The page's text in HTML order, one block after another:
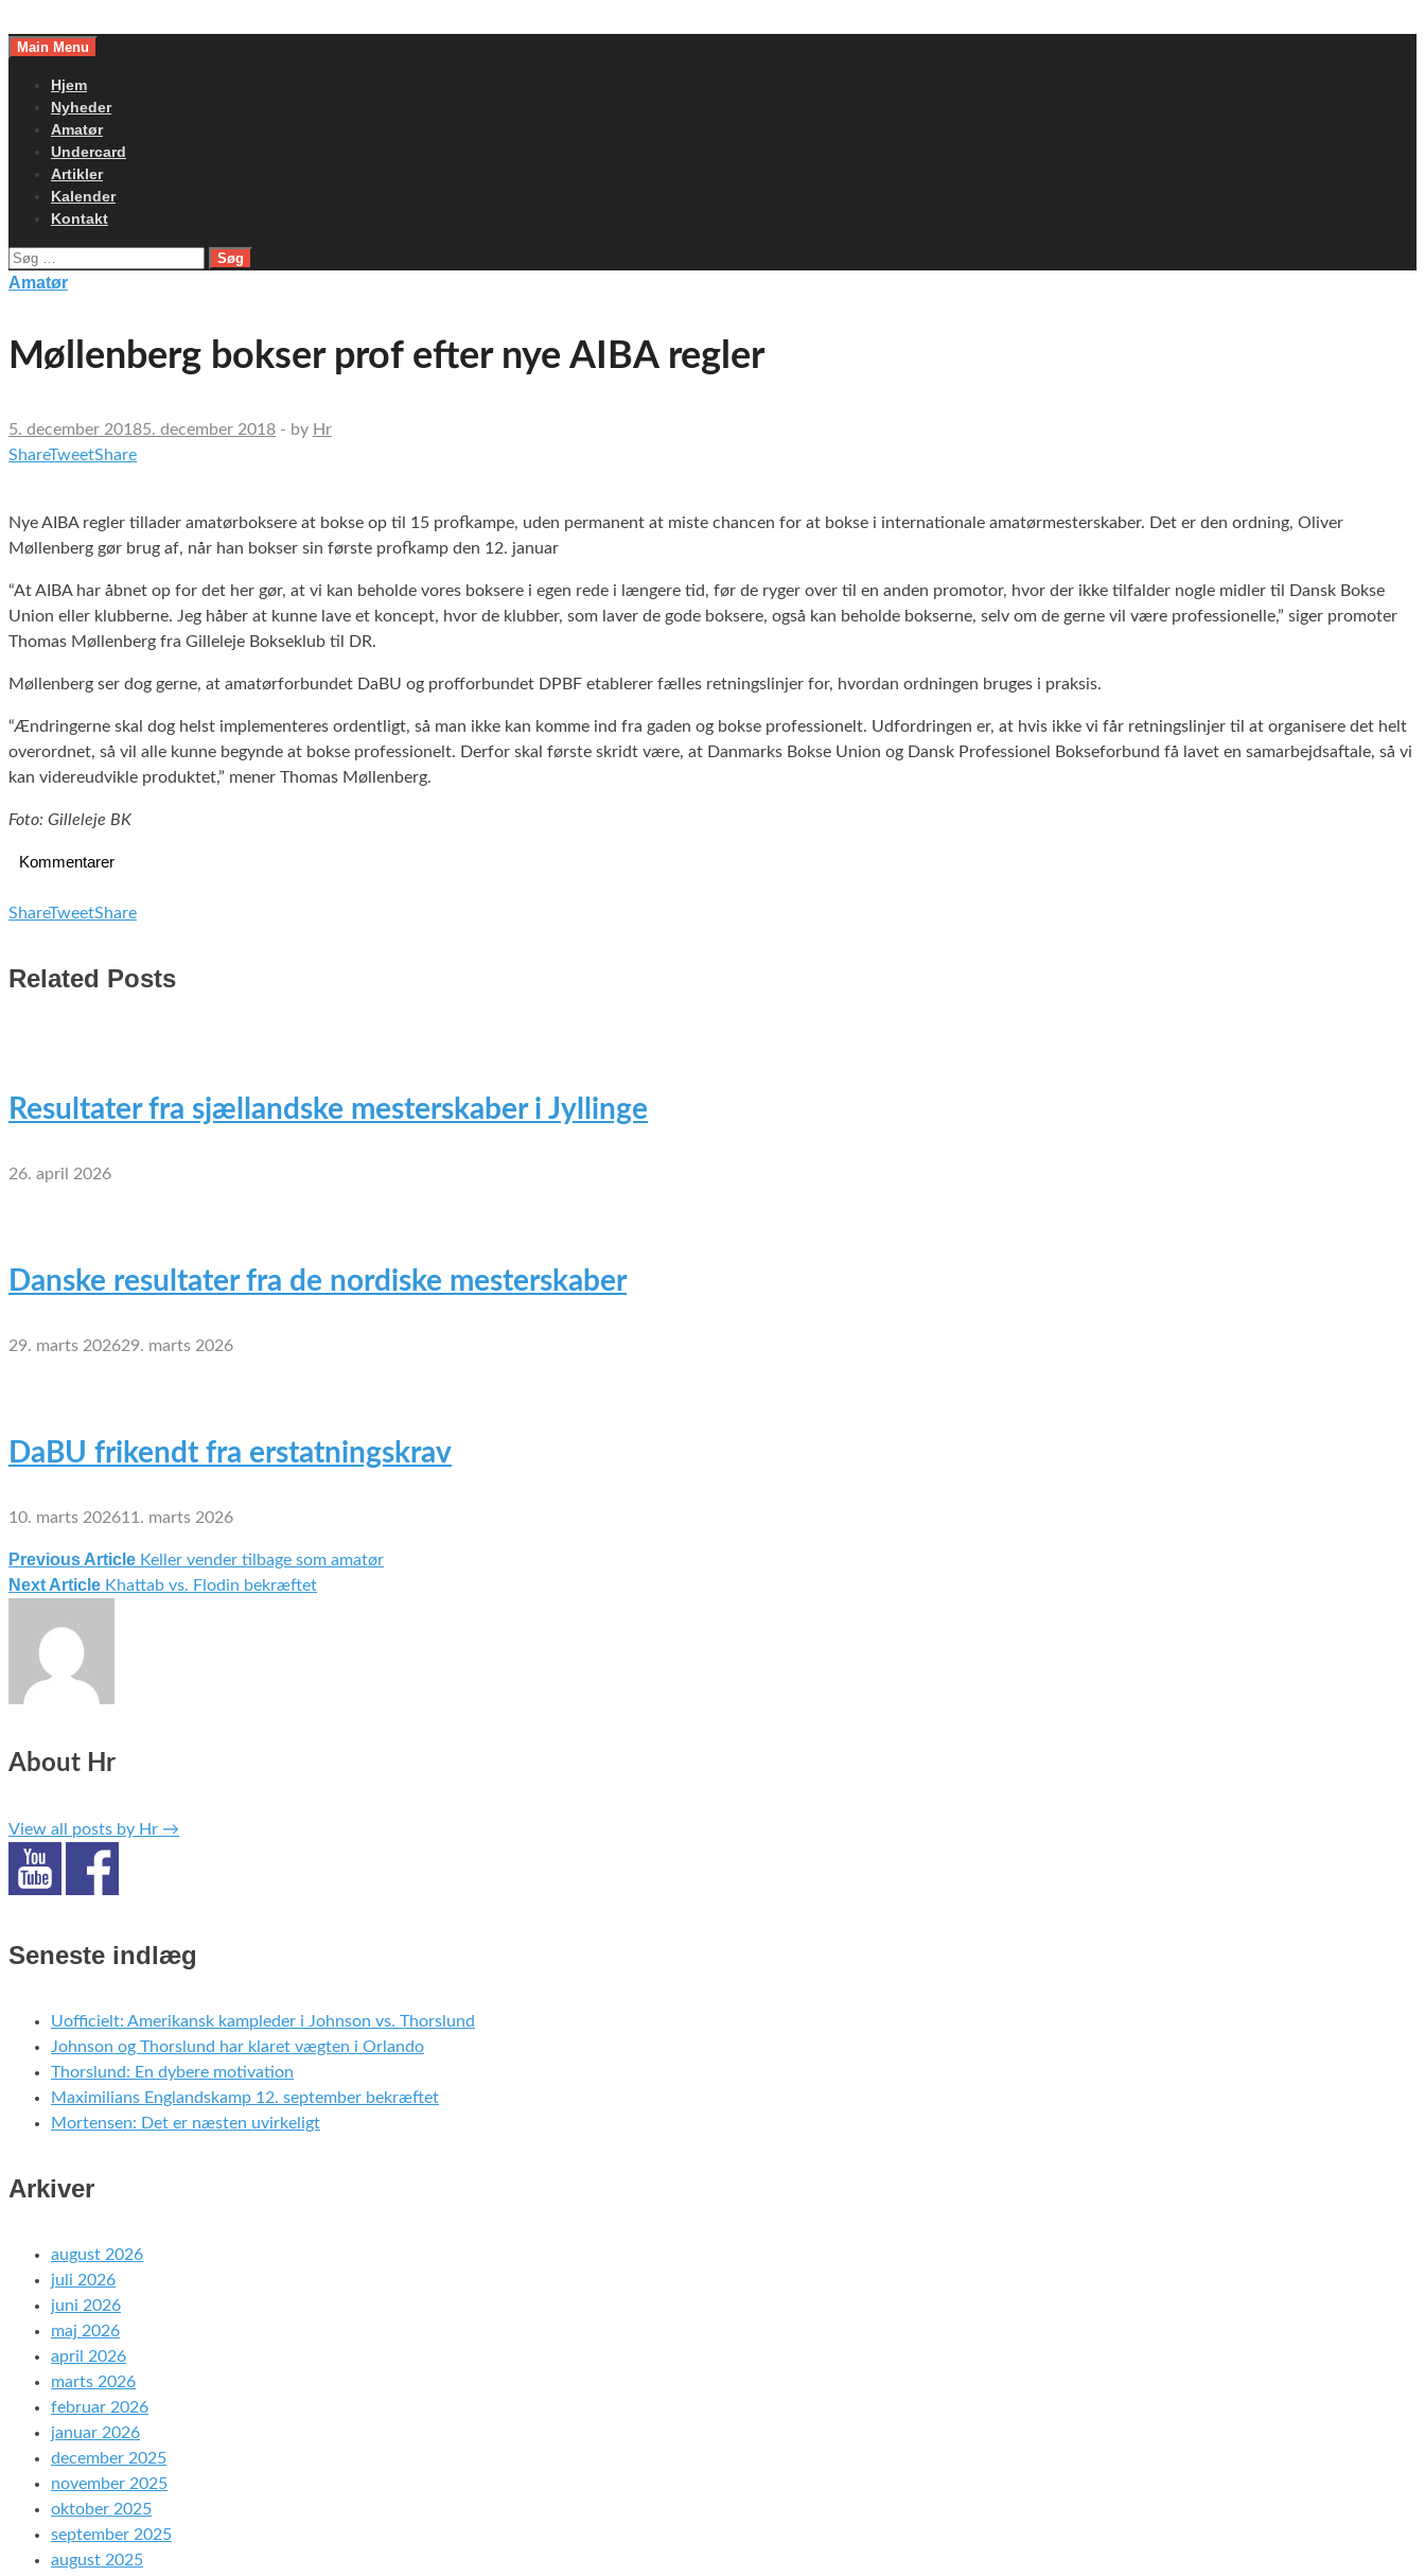
toMain Menu
Hjem
Nyheder
Amatør
Undercard
Artikler
Kalender
Kontakt
Søg
efter:
Amatør
Møllenberg bokser prof efter nye AIBA regler
5. december 20185. december 2018 - by Hr
ShareTweetShare
Nye AIBA regler tillader amatørboksere at bokse op til 15 profkampe, uden permanent at miste chancen for at bokse i internationale amatørmesterskaber. Det er den ordning, Oliver
Møllenberg gør brug af, når han bokser sin første profkamp den 12. januar
“At AIBA har åbnet op for det her gør, at vi kan beholde vores boksere i egen rede i længere tid, før de ryger over til en anden promotor, hvor der ikke tilfalder nogle midler til Dansk Bokse
Union eller klubberne. Jeg håber at kunne lave et koncept, hvor de klubber, som laver de gode boksere, også kan beholde bokserne, selv om de gerne vil være professionelle,” siger promoter
Thomas Møllenberg fra Gilleleje Bokseklub til DR.
Møllenberg ser dog gerne, at amatørforbundet DaBU og profforbundet DPBF etablerer fælles retningslinjer for, hvordan ordningen bruges i praksis.
“Ændringerne skal dog helst implementeres ordentligt, så man ikke kan komme ind fra gaden og bokse professionelt. Udfordringen er, at hvis ikke vi får retningslinjer til at organisere det helt
overordnet, så vil alle kunne begynde at bokse professionelt. Derfor skal første skridt være, at Danmarks Bokse Union og Dansk Professionel Bokseforbund få lavet en samarbejdsaftale, så vi
kan videreudvikle produktet,” mener Thomas Møllenberg.
Foto: Gilleleje BK
Kommentarer
ShareTweetShare
Related Posts
Resultater fra sjællandske mesterskaber i Jyllinge
26. april 2026
Danske resultater fra de nordiske mesterskaber
29. marts 202629. marts 2026
DaBU frikendt fra erstatningskrav
10. marts 202611. marts 2026
Indlægsnavigation
Previous Article Keller vender tilbage som amatør
Next Article Khattab vs. Flodin bekræftet
About Hr
View all posts by Hr →
Seneste indlæg
Uofficielt: Amerikansk kampleder i Johnson vs. Thorslund
Johnson og Thorslund har klaret vægten i Orlando
Thorslund: En dybere motivation
Maximilians Englandskamp 12. september bekræftet
Mortensen: Det er næsten uvirkeligt
Arkiver
august 2026
juli 2026
juni 2026
maj 2026
april 2026
marts 2026
februar 2026
januar 2026
december 2025
november 2025
oktober 2025
september 2025
august 2025